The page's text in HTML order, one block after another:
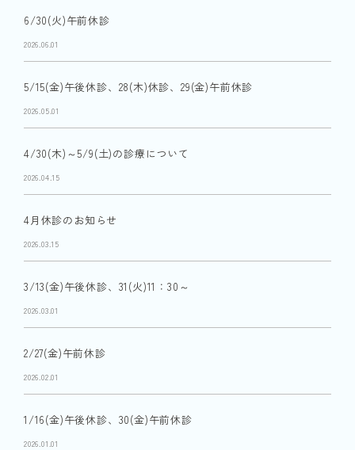
6/30(火)午前休診
2026.06.01
5/15(金)午後休診、28(木)休診、29(金)午前休診
2026.05.01
4/30(木)～5/9(土)の診療について
2026.04.15
4月休診のお知らせ
2026.03.15
3/13(金)午後休診、31(火)11：30～
2026.03.01
2/27(金)午前休診
2026.02.01
1/16(金)午後休診、30(金)午前休診
2026.01.01